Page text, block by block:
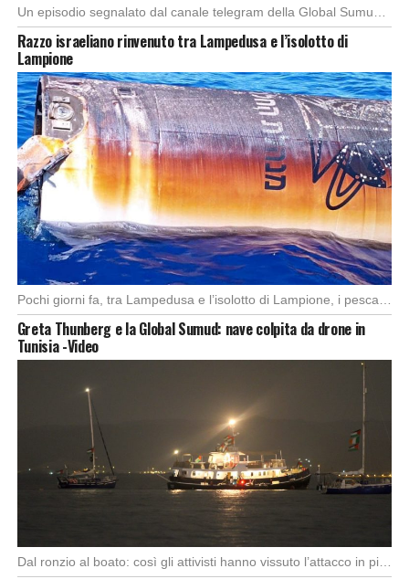
Razzo israeliano rinvenuto tra Lampedusa e l’isolotto di
Lampione
Greta Thunberg e la Global Sumud: nave colpita da drone in
Tunisia -Video
Dal ronzio al boato: così gli attivisti hanno vissuto l’attacco in piena notte. Nella notte […]